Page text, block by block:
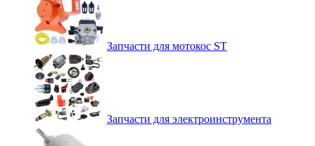
Запчасти для мотокос ST
Запчасти для электроинструмента